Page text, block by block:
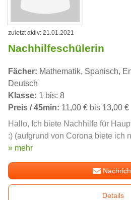
zuletzt aktiv: 21.01.2021
Nachhilfeschülerin
Fächer: Mathematik, Spanisch,
Deutsch
Klasse: 1 bis: 8
Preis / 45min: 11,00 € bis 13,00 €
Hallo, Ich biete Nachhilfe für
:) (aufgrund von Corona biete ich
» mehr
Details